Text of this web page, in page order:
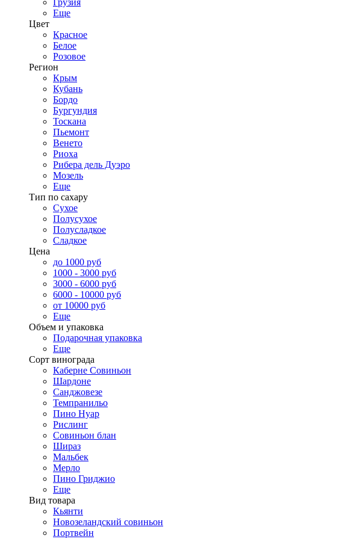
Грузия
Еще
Цвет
Красное
Белое
Розовое
Регион
Крым
Кубань
Бордо
Бургундия
Тоскана
Пьемонт
Венето
Риоха
Рибера дель Дуэро
Мозель
Еще
Тип по сахару
Сухое
Полусухое
Полусладкое
Сладкое
Цена
до 1000 руб
1000 - 3000 руб
3000 - 6000 руб
6000 - 10000 руб
от 10000 руб
Еще
Объем и упаковка
Подарочная упаковка
Еще
Сорт винограда
Каберне Совиньон
Шардоне
Санджовезе
Темпранильо
Пино Нуар
Рислинг
Совиньон блан
Шираз
Мальбек
Мерло
Пино Гриджио
Еще
Вид товара
Кьянти
Новозеландский совиньон
Портвейн